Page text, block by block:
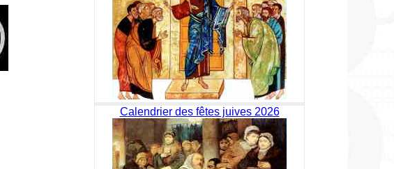
Calendrier des fêtes juives 2026